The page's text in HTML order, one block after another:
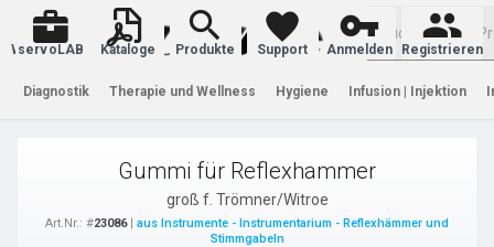
Warenkorb
servoLAB Kataloge Produkte Support Anmelden Registrieren
Diagnostik Therapie und Wellness Hygiene Infusion | Injektion
Gummi für Reflexhammer
groß f. Trömner/Witroe
Art.Nr.: #23086| aus Instrumente - Instrumentarium - Reflexhämmer und
Stimmgabeln